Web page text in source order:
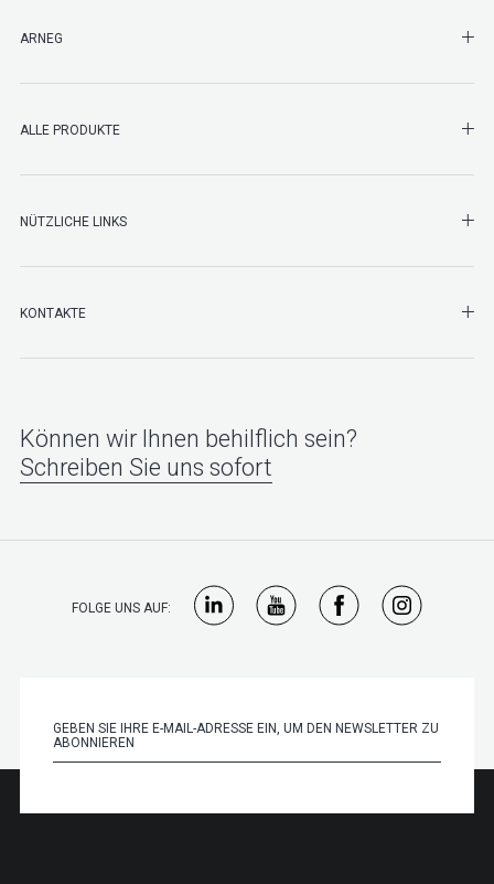
ARNEG
ALLE PRODUKTE
NÜTZLICHE LINKS
KONTAKTE
Können wir Ihnen behilflich sein?
Schreiben Sie uns sofort
FOLGE UNS AUF: